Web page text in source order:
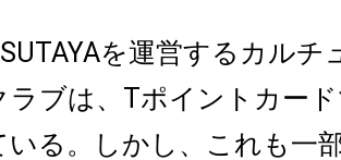
を運営するカルチ
ラブは、Tポイントカー
いる。しかし、これも一